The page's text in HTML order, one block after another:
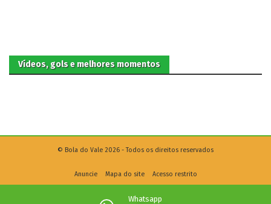
Vídeos, gols e melhores momentos
© Bola do Vale 2026 - Todos os direitos reservados
Anuncie Mapa do site Acesso restrito
Whatsapp